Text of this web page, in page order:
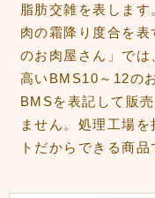
脂肪交雑を表しま
肉の霜降り度合を
のお肉屋さん」で
高いBMS10～12の
BMSを表記して販
ません。処理工場
トだからできる商品